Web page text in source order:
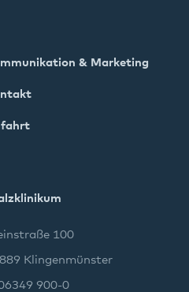
& Marketing
100
Klingenmünster
900-0